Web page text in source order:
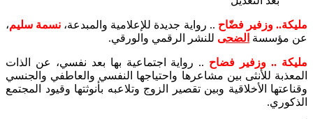
مليكة.. وزفير فضّاح .. رواية جديدة للإعلامية والمبدعة، نسمة سليم،
عن مؤسسة الضحى للنشر الرقمي والورقي.
مليكة .. وزفير فضاح .. رواية اجتماعية بها بعد نفسي، عن الذات
المعذبة للأنثى بين مشاعرها واحتياجها النفسي والعاطفي والجنسي
وقناعتها الأخلاقية وبين تقصير الزوج وتلاعبه بأنوثتها وقيود المجتمع
الذكوري.